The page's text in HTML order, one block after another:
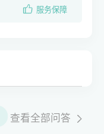
服务保障
查看全部问答